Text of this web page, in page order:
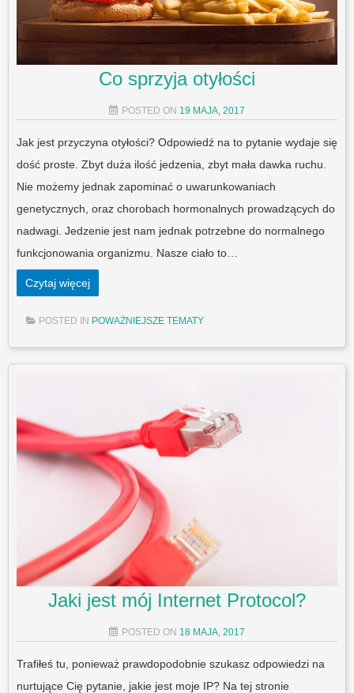
Co sprzyja otyłości
POSTED ON 19 MAJA, 2017
Jak jest przyczyna otyłości? Odpowiedź na to pytanie wydaje się
dość proste. Zbyt duża ilość jedzenia, zbyt mała dawka ruchu.
Nie możemy jednak zapominać o uwarunkowaniach
genetycznych, oraz chorobach hormonalnych prowadzących do
nadwagi. Jedzenie jest nam jednak potrzebne do normalnego
funkcjonowania organizmu. Nasze ciało to…
Czytaj więcej
POSTED IN POWAŻNIEJSZE TEMATY
Jaki jest mój Internet Protocol?
POSTED ON 18 MAJA, 2017
Trafiłeś tu, ponieważ prawdopodobnie szukasz odpowiedzi na
nurtujące Cię pytanie, jakie jest moje IP? Na tej stronie